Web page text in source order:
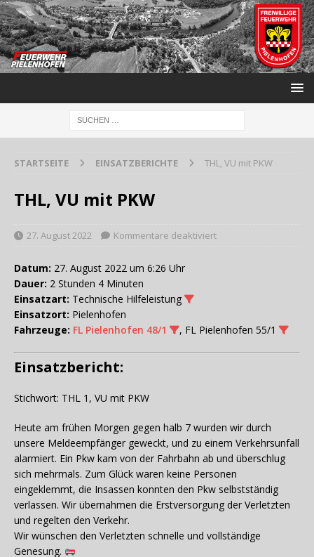
STARTSEITE EINSATZBERICHTE THL, VU mit PKW
THL, VU mit PKW
27. August 2022 Kommentare deaktiviert
Datum: 27. August 2022 um 6:26 Uhr
Dauer: 2 Stunden 4 Minuten
Einsatzart: Technische Hilfeleistung
Einsatzort: Pielenhofen
Fahrzeuge: FL Pielenhofen 48/1 , FL Pielenhofen 55/1
Einsatzbericht:
Stichwort: THL 1, VU mit PKW
Heute am frühen Morgen gegen halb 7 wurden wir durch
unsere Meldeempfänger geweckt, und zu einem Verkehrsunfall
alarmiert. Ein Pkw kam von der Fahrbahn ab und überschlug
sich mehrmals. Zum Glück waren keine Personen
eingeklemmt, die Insassen konnten den Pkw selbstständig
verlassen. Wir übernahmen die Erstversorgung der Verletzten
und regelten den Verkehr.
Wir wünschen den Verletzten schnelle und vollständige
Genesung.